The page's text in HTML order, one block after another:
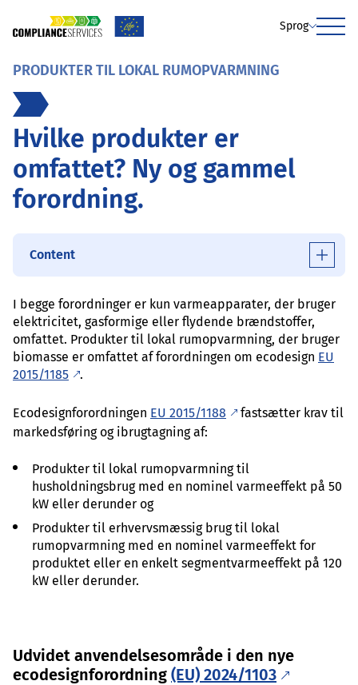
Sprog
Menu
PRODUKTER TIL LOKAL RUMOPVARMNING
Hvilke produkter er
omfattet? Ny og gammel
forordning.
Content
I begge forordninger er kun varmeapparater, der bruger
elektricitet, gasformige eller flydende brændstoffer,
omfattet. Produkter til lokal rumopvarmning, der bruger
biomasse er omfattet af forordningen om ecodesign EU
2015/1185
.
Ecodesignforordningen EU 2015/1188
fastsætter krav til
markedsføring og ibrugtagning af:
Produkter til lokal rumopvarmning til
husholdningsbrug med en nominel varmeeffekt på 50
kW eller derunder og
Produkter til erhvervsmæssig brug til lokal
rumopvarmning med en nominel varmeeffekt for
produktet eller en enkelt segmentvarmeeffekt på 120
kW eller derunder.
Udvidet anvendelsesområde i den nye
ecodesignforordning (EU) 2024/1103